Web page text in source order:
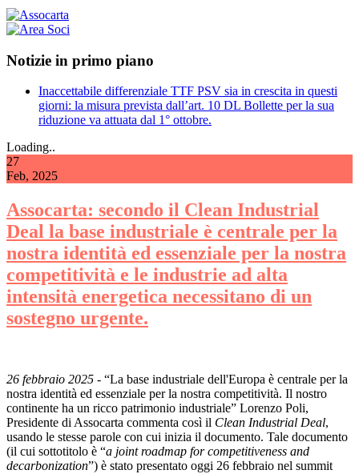
Notizie in primo piano
Inaccettabile differenziale TTF PSV sia in crescita in questi
giorni: la misura prevista dall’art. 10 DL Bollette per la sua
riduzione va attuata dal 1° ottobre.
Loading..
27
Feb, 2025
Assocarta: secondo il Clean Industrial
Deal la base industriale è centrale per la
nostra identità ed essenziale per la nostra
competitività e le industrie ad alta
intensità energetica necessitano di un
sostegno urgente.
26 febbraio 2025 - “La base industriale dell'Europa è centrale per la
nostra identità ed essenziale per la nostra competitività. Il nostro
continente ha un ricco patrimonio industriale” Lorenzo Poli,
Presidente di Assocarta commenta così il Clean Industrial Deal,
usando le stesse parole con cui inizia il documento. Tale documento
(il cui sottotitolo è “a joint roadmap for competitiveness and
decarbonization”) è stato presentato oggi 26 febbraio nel summit